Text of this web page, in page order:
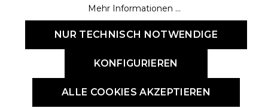
Mehr Informationen ...
NUR TECHNISCH NOTWENDIGE
KONFIGURIEREN
ALLE COOKIES AKZEPTIEREN